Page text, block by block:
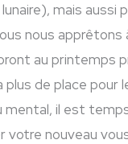
mais aussi
nous
au printemps
plus de place pour
mental, il est
votre nouveau